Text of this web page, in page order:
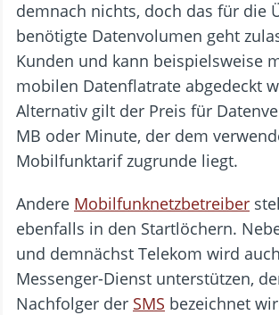
demnach nichts, doch das für die
benötigte Datenvolumen geht
Kunden und kann beispielsweise
mobilen Datenflatrate abgedeckt
Alternativ gilt der Preis für
MB oder Minute, der dem
Mobilfunktarif zugrunde liegt.
Andere Mobilfunknetzbetreiber
ebenfalls in den Startlöchern.
und demnächst Telekom wird auch
Messenger-Dienst unterstützen,
Nachfolger der SMS bezeichnet